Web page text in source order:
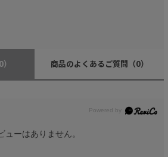
） 商品のよくあるご質問 （0）
ューはありません。